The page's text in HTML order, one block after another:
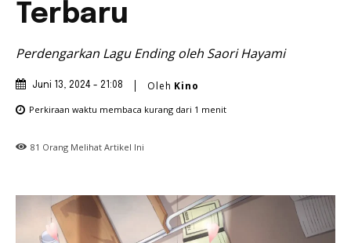
Terbaru
Perdengarkan Lagu Ending oleh Saori Hayami
Juni 13, 2024 - 21:08 Oleh Kino
Perkiraan waktu membaca kurang dari 1 menit
81 Orang Melihat Artikel Ini